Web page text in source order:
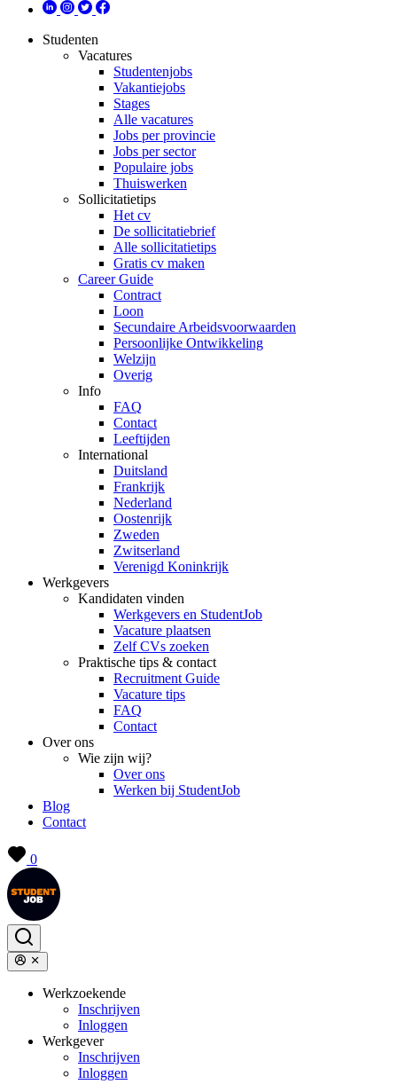
Studenten
Vacatures
Studentenjobs
Vakantiejobs
Stages
Alle vacatures
Jobs per provincie
Jobs per sector
Populaire jobs
Thuiswerken
Sollicitatietips
Het cv
De sollicitatiebrief
Alle sollicitatietips
Gratis cv maken
Career Guide
Contract
Loon
Secundaire Arbeidsvoorwaarden
Persoonlijke Ontwikkeling
Welzijn
Overig
Info
FAQ
Contact
Leeftijden
International
Duitsland
Frankrijk
Nederland
Oostenrijk
Zweden
Zwitserland
Verenigd Koninkrijk
Werkgevers
Kandidaten vinden
Werkgevers en StudentJob
Vacature plaatsen
Zelf CVs zoeken
Praktische tips & contact
Recruitment Guide
Vacature tips
FAQ
Contact
Over ons
Wie zijn wij?
Over ons
Werken bij StudentJob
Blog
Contact
0
Werkzoekende
Inschrijven
Inloggen
Werkgever
Inschrijven
Inloggen